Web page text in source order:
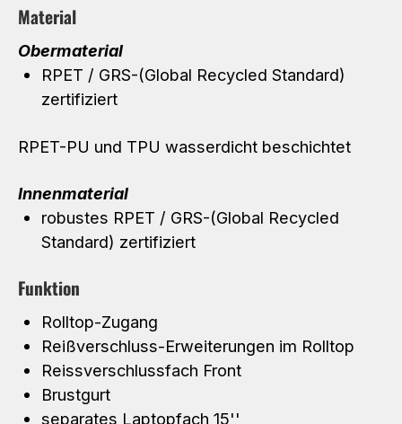
Material
Obermaterial
RPET / GRS-(Global Recycled Standard)
zertifiziert
RPET-PU und TPU wasserdicht beschichtet
Innenmaterial
robustes RPET / GRS-(Global Recycled
Standard) zertifiziert
Funktion
Rolltop-Zugang
Reißverschluss-Erweiterungen im Rolltop
Reissverschlussfach Front
Brustgurt
separates Laptopfach 15''